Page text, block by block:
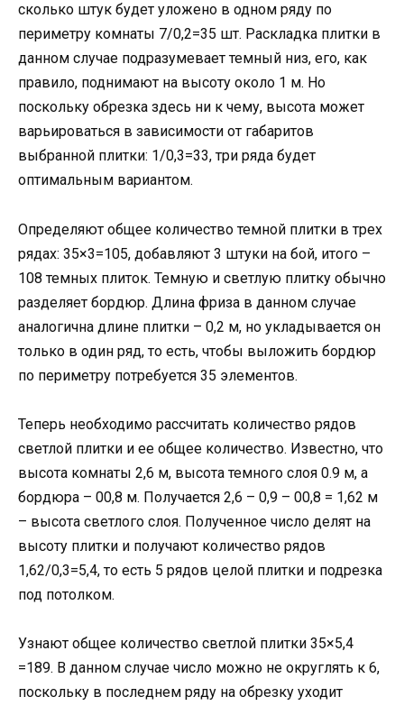
сколько штук будет уложено в одном ряду по
периметру комнаты 7/0,2=35 шт. Раскладка плитки в
данном случае подразумевает темный низ, его, как
правило, поднимают на высоту около 1 м. Но
поскольку обрезка здесь ни к чему, высота может
варьироваться в зависимости от габаритов
выбранной плитки: 1/0,3=33, три ряда будет
оптимальным вариантом.
Определяют общее количество темной плитки в трех
рядах: 35×3=105, добавляют 3 штуки на бой, итого –
108 темных плиток. Темную и светлую плитку обычно
разделяет бордюр. Длина фриза в данном случае
аналогична длине плитки – 0,2 м, но укладывается он
только в один ряд, то есть, чтобы выложить бордюр
по периметру потребуется 35 элементов.
Теперь необходимо рассчитать количество рядов
светлой плитки и ее общее количество. Известно, что
высота комнаты 2,6 м, высота темного слоя 0.9 м, а
бордюра – 00,8 м. Получается 2,6 – 0,9 – 00,8 = 1,62 м
– высота светлого слоя. Полученное число делят на
высоту плитки и получают количество рядов
1,62/0,3=5,4, то есть 5 рядов целой плитки и подрезка
под потолком.
Узнают общее количество светлой плитки 35×5,4
=189. В данном случае число можно не округлять к 6,
поскольку в последнем ряду на обрезку уходит